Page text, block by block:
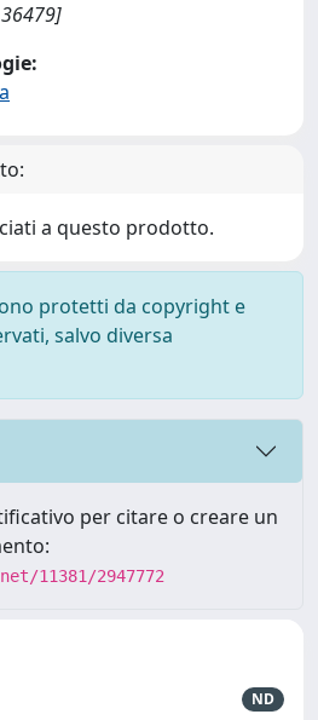
a questo prodotto.
protetti da copyright e
salvo diversa
per citare o creare un
11381/2947772
ND